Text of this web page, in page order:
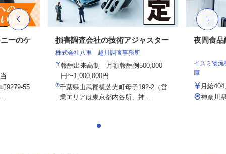
ーのケ
9279-55
損害調査会社の技術アジャスター
株式会社八車 越川調査事務所
報酬出来高制 月額報酬例500,000
円〜1,000,000円
千葉県山武郡横芝光町母子192-2（営
業エリアは東京都内各所、神...
夜間食品
イズミ物
庫
月給
神奈川